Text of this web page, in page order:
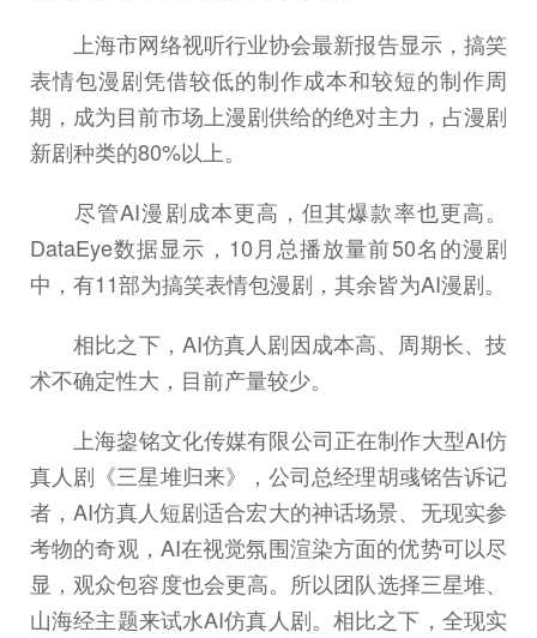
上海市网络视听行业协会最新报告显示，搞笑
表情包漫剧凭借较低的制作成本和较短的制作周
期，成为目前市场上漫剧供给的绝对主力，占漫剧
新剧种类的80%以上。
尽管AI漫剧成本更高，但其爆款率也更高。
DataEye数据显示，10月总播放量前50名的漫剧
中，有11部为搞笑表情包漫剧，其余皆为AI漫剧。
相比之下，AI仿真人剧因成本高、周期长、技
术不确定性大，目前产量较少。
上海鋆铭文化传媒有限公司正在制作大型AI仿
真人剧《三星堆归来》，公司总经理胡彧铭告诉记
者，AI仿真人短剧适合宏大的神话场景、无现实参
考物的奇观，AI在视觉氛围渲染方面的优势可以尽
显，观众包容度也会更高。所以团队选择三星堆、
山海经主题来试水AI仿真人剧。相比之下，全现实